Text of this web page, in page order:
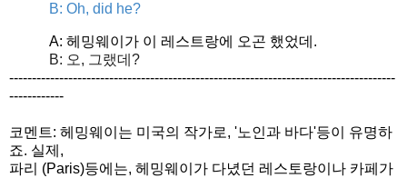
B: Oh, did he?
A: 헤밍웨이가 이 레스트랑에 오곤 했었데.
B: 오, 그랬데?
-------------------------------------------------------------------------------------
------------
코멘트: 헤밍웨이는 미국의 작가로, '노인과 바다'등이 유명하
죠. 실제,
파리 (Paris)등에는, 헤밍웨이가 다녔던 레스토랑이나 카페가